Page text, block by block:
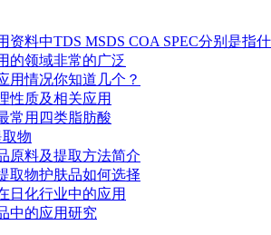
资料中TDS MSDS COA SPEC分别是指
的领域非常的广泛
用情况你知道几个？
性质及相关应用
常用四类脂肪酸
物
原料及提取方法简介
取物护肤品如何选择
日化行业中的应用
中的应用研究